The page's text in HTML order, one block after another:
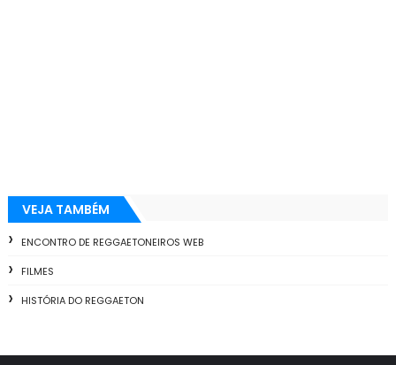
VEJA TAMBÉM
ENCONTRO DE REGGAETONEIROS WEB
FILMES
HISTÓRIA DO REGGAETON